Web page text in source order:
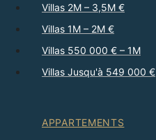
Villas 2M – 3,5M €
Villas 1M – 2M €
Villas 550 000 € – 1M
Villas Jusqu'à 549 000 €
APPARTEMENTS